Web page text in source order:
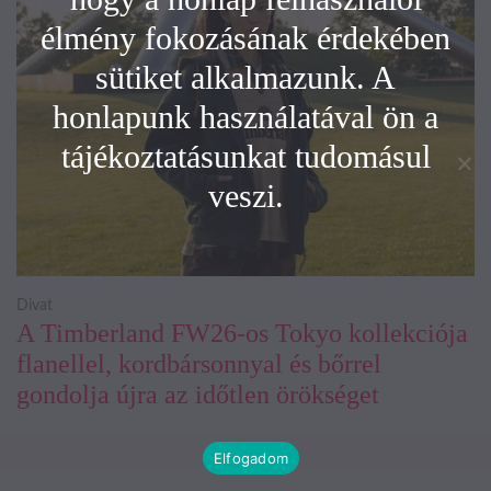
A Timberland FW26-os Tokyo kollekciója
flanellel, kordbársonnyal és bőrrel
gondolja újra az időtlen örökséget
Divat
élmény fokozásának érdekében
sütiket alkalmazunk. A
honlapunk használatával ön a
tájékoztatásunkat tudomásul
veszi.
Elfogadom